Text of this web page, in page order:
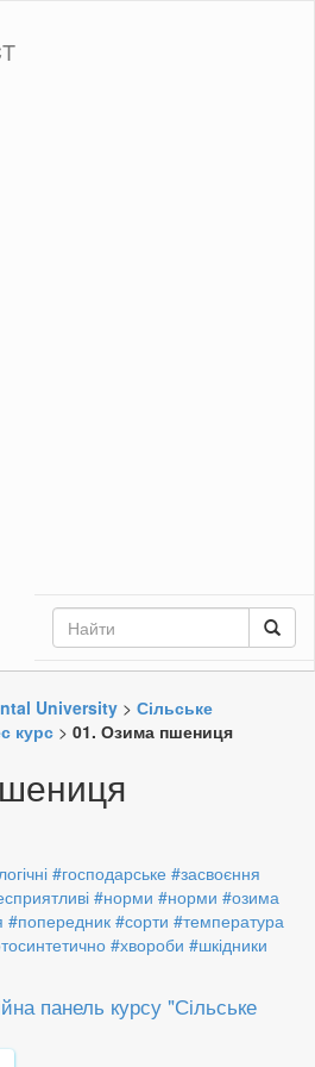
University > Сільське
курс > 01. Озима пшениця
#господарське #засвоєння
#норми #норми #озима
#попередник #сорти #температура
#хвороби #шкідники
панель курсу "Сільське